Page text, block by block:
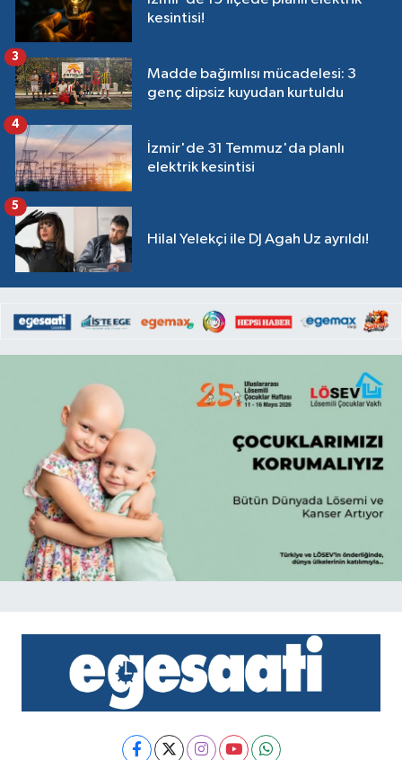
kesintisi!
Madde bağımlısı mücadelesi: 3
genç dipsiz kuyudan kurtuldu
3
İzmir'de 31 Temmuz'da planlı
elektrik kesintisi
4
Hilal Yelekçi ile DJ Agah Uz ayrıldı!
5